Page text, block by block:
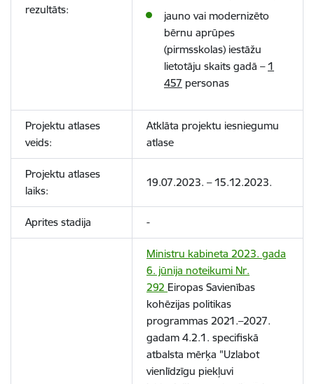
rezultāts:
jauno vai modernizēto
bērnu aprūpes
(pirmsskolas) iestāžu
lietotāju skaits gadā –1
457 personas
Projektu atlases
veids:
Atklāta projektu iesniegumu
atlase
Projektu atlases
laiks:
19.07.2023. – 15.12.2023.
Aprites stadija -
Ministru kabineta 2023. gada
6. jūnija noteikumi Nr.
292 Eiropas Savienības
kohēzijas politikas
programmas 2021.–2027.
gadam 4.2.1. specifiskā
atbalsta mērķa "Uzlabot
vienlīdzīgu piekļuvi